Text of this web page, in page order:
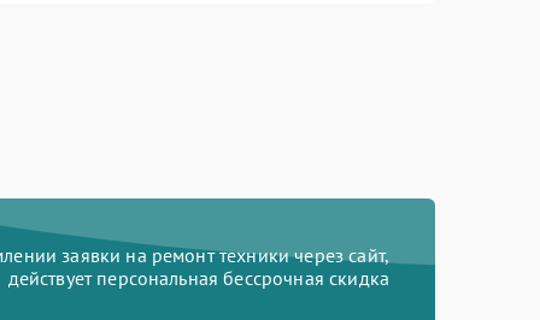
заявки на ремонт техники через сайт,
действует персональная бессрочная скидка